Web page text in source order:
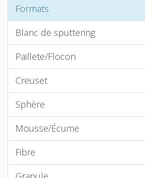
Formats
Blanc de sputtering
Paillete/Flocon
Creuset
Sphère
Mousse/Écume
Fibre